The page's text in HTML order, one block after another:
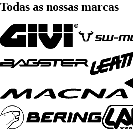
Todas as nossas marcas